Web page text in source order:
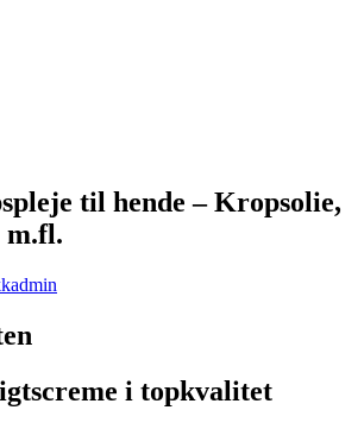
til hende – Kropsolie,
m.fl.
i topkvalitet